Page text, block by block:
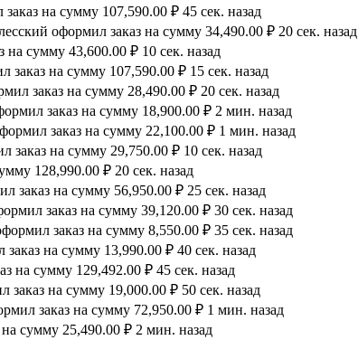
на сумму 107,590.00 ₽ 45 сек. назад
оформил заказ на сумму 34,490.00 ₽ 20 сек. назад
сумму 43,600.00 ₽ 10 сек. назад
на сумму 107,590.00 ₽ 15 сек. назад
заказ на сумму 28,490.00 ₽ 20 сек. назад
заказ на сумму 18,900.00 ₽ 2 мин. назад
заказ на сумму 22,100.00 ₽ 1 мин. назад
на сумму 29,750.00 ₽ 10 сек. назад
128,990.00 ₽ 20 сек. назад
заказ на сумму 56,950.00 ₽ 25 сек. назад
заказ на сумму 39,120.00 ₽ 30 сек. назад
заказ на сумму 8,550.00 ₽ 35 сек. назад
на сумму 13,990.00 ₽ 40 сек. назад
на сумму 129,492.00 ₽ 45 сек. назад
на сумму 19,000.00 ₽ 50 сек. назад
заказ на сумму 72,950.00 ₽ 1 мин. назад
сумму 25,490.00 ₽ 2 мин. назад